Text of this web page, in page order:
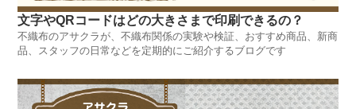
文字やQRコードはどの大きさまで印刷できるの？
不織布のアサクラが、不織布関係の実験や検証、おすすめ商品、新商
品、スタッフの日常などを定期的にご紹介するブログです